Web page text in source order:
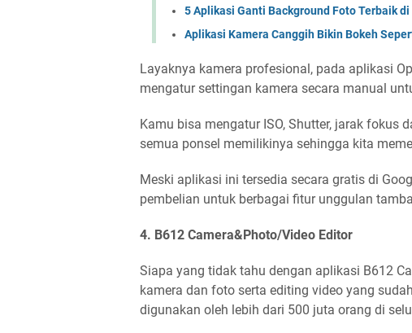
5 Aplikasi Ganti Background Foto Terbaik di
Aplikasi Kamera Canggih Bikin Bokeh
Layaknya kamera profesional, pada aplikasi
mengatur settingan kamera secara manual
Kamu bisa mengatur ISO, Shutter, jarak fokus
semua ponsel memilikinya sehingga kita
Meski aplikasi ini tersedia secara gratis di
pembelian untuk berbagai fitur unggulan
4. B612 Camera&Photo/Video Editor
Siapa yang tidak tahu dengan aplikasi B612
kamera dan foto serta editing video yang
digunakan oleh lebih dari 500 juta orang di